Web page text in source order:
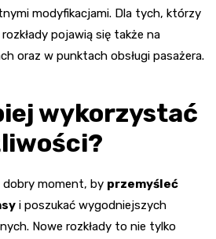
modyfikacjami. Dla tych, którzy
pojawią się także na
oraz w punktach obsługi pasażera.
wykorzystać
moment, by przemyśleć
i poszukać wygodniejszych
Nowe rozkłady to nie tylko